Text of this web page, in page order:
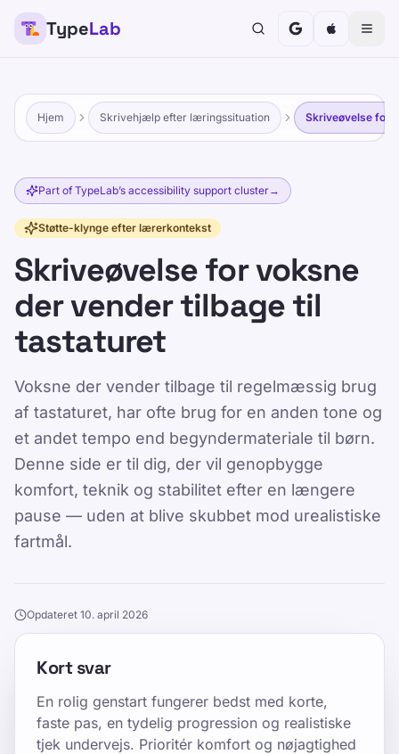
TypeLab
Hjem Skrivehjælp efter læringssituation Skriveøvelse for
Part of TypeLab’s accessibility support cluster→
Støtte-klynge efter lærerkontekst
Skriveøvelse for voksne
der vender tilbage til
tastaturet
Voksne der vender tilbage til regelmæssig brug
af tastaturet, har ofte brug for en anden tone og
et andet tempo end begyndermateriale til børn.
Denne side er til dig, der vil genopbygge
komfort, teknik og stabilitet efter en længere
pause — uden at blive skubbet mod urealistiske
fartmål.
Opdateret 10. april 2026
Kort svar
En rolig genstart fungerer bedst med korte,
faste pas, en tydelig progression og realistiske
tjek undervejs. Prioritér komfort og nøjagtighed